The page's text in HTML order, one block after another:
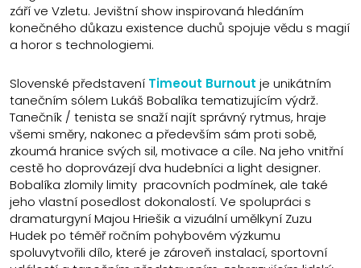
září ve Vzletu. Jevištní show inspirovaná hledáním
konečného důkazu existence duchů spojuje vědu s magií
a horor s technologiemi.
Slovenské představení Timeout Burnout je unikátním
tanečním sólem Lukáš Bobalíka tematizujícím výdrž.
Tanečník / tenista se snaží najít správný rytmus, hraje
všemi směry, nakonec a především sám proti sobě,
zkoumá hranice svých sil, motivace a cíle. Na jeho vnitřní
cestě ho doprovázejí dva hudebníci a light designer.
Bobalíka zlomily limity pracovních podmínek, ale také
jeho vlastní posedlost dokonalostí. Ve spolupráci s
dramaturgyní Majou Hriešik a vizuální umělkyní Zuzu
Hudek po téměř ročním pohybovém výzkumu
spoluvytvořili dílo, které je zároveň instalací, sportovní